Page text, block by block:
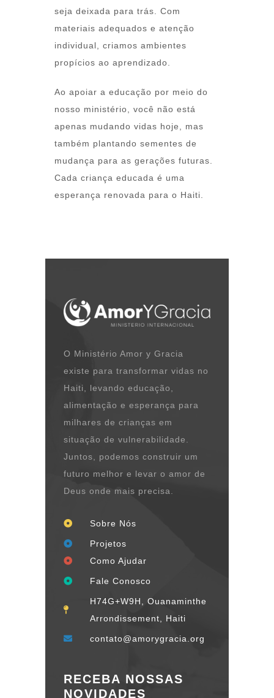
seja deixada para trás. Com
materiais adequados e atenção
individual, criamos ambientes
propícios ao aprendizado.
Ao apoiar a educação por meio do
nosso ministério, você não está
apenas mudando vidas hoje, mas
também plantando sementes de
mudança para as gerações futuras.
Cada criança educada é uma
esperança renovada para o Haiti.
O Ministério Amor y Gracia
existe para transformar vidas no
Haiti, levando educação,
alimentação e esperança para
milhares de crianças em
situação de vulnerabilidade.
Juntos, podemos construir um
futuro melhor e levar o amor de
Deus onde mais precisa.
Sobre Nós
Projetos
Como Ajudar
Fale Conosco
H74G+W9H, Ouanaminthe
Arrondissement, Haiti
contato@amorygracia.org
RECEBA NOSSAS
NOVIDADES